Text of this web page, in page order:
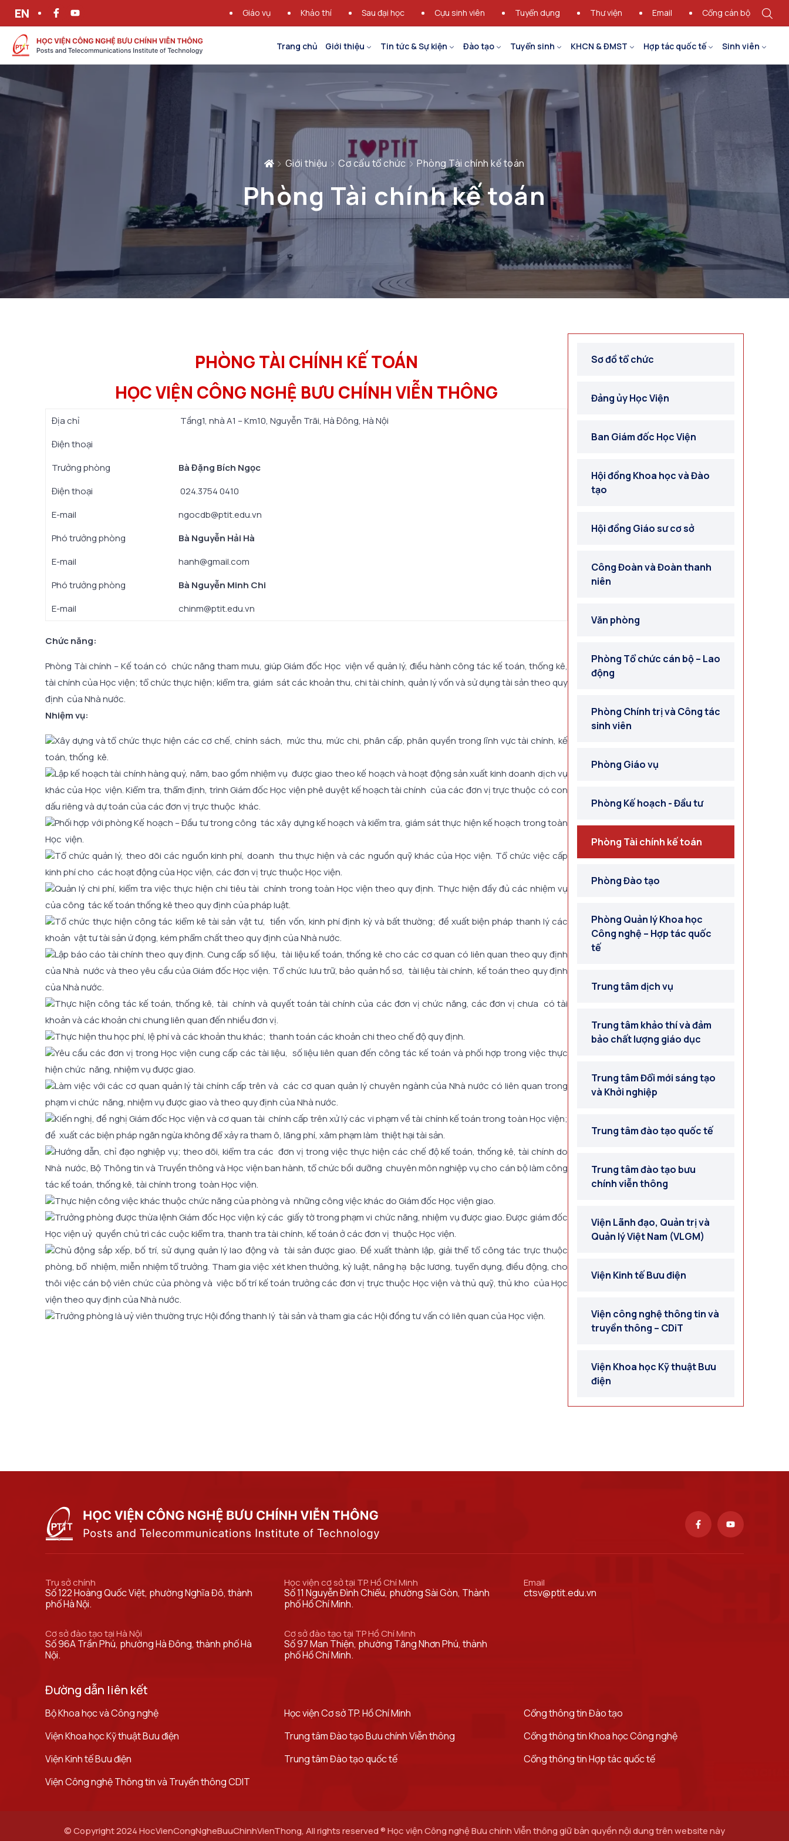
EN Giáo vụ Khảo thí Sau đại học Cựu sinh viên Tuyển dụng Thư viện Email Cổng cán bộ
Trang chủ Giới thiệu Tin tức & Sự kiện Đào tạo Tuyển sinh KHCN & ĐMST Hợp tác quốc tế Sinh viên
Giới thiệu Cơ cấu tổ chức Phòng Tài chính kế toán
Phòng Tài chính kế toán
PHÒNG TÀI CHÍNH KẾ TOÁN
HỌC VIỆN CÔNG NGHỆ BƯU CHÍNH VIỄN THÔNG
Địa chỉ Tầng1, nhà A1 – Km10, Nguyễn Trãi, Hà Đông, Hà Nội
Điện thoại
Trưởng phòng
Bà Đặng Bích Ngọc
Điện thoại
024.3754 0410
E-mail
ngocdb@ptit.edu.vn
Phó trưởng phòng
Bà Nguyễn Hải Hà
E-mail
hanh@gmail.com
Phó trưởng phòng
Bà Nguyễn Minh Chi
E-mail
chinm@ptit.edu.vn
Chức năng:
Phòng Tài chính – Kế toán có chức năng tham mưu, giúp Giám đốc Học viện về quản lý, điều hành công tác kế toán, thống kê,
tài chính của Học viện; tổ chức thực hiện; kiểm tra, giám sát các khoản thu, chi tài chính, quản lý vốn và sử dụng tài sản theo quy
định của Nhà nước.
Nhiệm vụ:
Xây dựng và tổ chức thực hiện các cơ chế, chính sách, mức thu, mức chi, phân cấp, phân quyền trong lĩnh vực tài chính, kế
toán, thống kê.
Lập kế hoạch tài chính hàng quý, năm, bao gồm nhiệm vụ được giao theo kế hoạch và hoạt động sản xuất kinh doanh dịch vụ
khác của Học viện. Kiểm tra, thẩm định, trình Giám đốc Học viện phê duyệt kế hoạch tài chính của các đơn vị trực thuộc có con
dấu riêng và dự toán của các đơn vị trực thuộc khác.
Phối hợp với phòng Kế hoạch – Đầu tư trong công tác xây dựng kế hoạch và kiểm tra, giám sát thực hiện kế hoạch trong toàn
Học viện.
Tổ chức quản lý, theo dõi các nguồn kinh phí, doanh thu thực hiện và các nguồn quỹ khác của Học viện. Tổ chức việc cấp
kinh phí cho các hoạt động của Học viện, các đơn vị trực thuộc Học viện.
Quản lý chi phí, kiểm tra việc thực hiện chi tiêu tài chính trong toàn Học viện theo quy định. Thực hiện đầy đủ các nhiệm vụ
của công tác kế toán thống kê theo quy định của pháp luật.
Tổ chức thực hiện công tác kiểm kê tài sản vật tư, tiền vốn, kinh phí định kỳ và bất thường; đề xuất biện pháp thanh lý các
khoản vật tư tài sản ứ đọng, kém phẩm chất theo quy định của Nhà nước.
Lập báo cáo tài chính theo quy định. Cung cấp số liệu, tài liệu kế toán, thống kê cho các cơ quan có liên quan theo quy định
của Nhà nước và theo yêu cầu của Giám đốc Học viện. Tổ chức lưu trữ, bảo quản hồ sơ, tài liệu tài chính, kế toán theo quy định
của Nhà nước.
Thực hiện công tác kế toán, thống kê, tài chính và quyết toán tài chính của các đơn vị chức năng, các đơn vị chưa có tài
khoản và các khoản chi chung liên quan đến nhiều đơn vị.
Thực hiện thu học phí, lệ phí và các khoản thu khác; thanh toán các khoản chi theo chế độ quy định.
Yêu cầu các đơn vị trong Học viện cung cấp các tài liệu, số liệu liên quan đến công tác kế toán và phối hợp trong việc thực
hiện chức năng, nhiệm vụ được giao.
Làm việc với các cơ quan quản lý tài chính cấp trên và các cơ quan quản lý chuyên ngành của Nhà nước có liên quan trong
phạm vi chức năng, nhiệm vụ được giao và theo quy định của Nhà nước.
Kiến nghị, đề nghị Giám đốc Học viện và cơ quan tài chính cấp trên xử lý các vi phạm về tài chính kế toán trong toàn Học viện;
đề xuất các biện pháp ngăn ngừa không để xảy ra tham ô, lãng phí, xâm phạm làm thiệt hại tài sản.
Hướng dẫn, chỉ đạo nghiệp vụ; theo dõi, kiểm tra các đơn vị trong việc thực hiện các chế độ kế toán, thống kê, tài chính do
Nhà nước, Bộ Thông tin và Truyền thông và Học viện ban hành, tổ chức bồi dưỡng chuyên môn nghiệp vụ cho cán bộ làm công
tác kế toán, thống kê, tài chính trong toàn Học viện.
Thực hiện công việc khác thuộc chức năng của phòng và những công việc khác do Giám đốc Học viện giao.
Trưởng phòng được thừa lệnh Giám đốc Học viện ký các giấy tờ trong phạm vi chức năng, nhiệm vụ được giao. Được giám đốc
Học viện uỷ quyền chủ trì các cuộc kiểm tra, thanh tra tài chính, kế toán ở các đơn vị thuộc Học viện.
Chủ động sắp xếp, bố trí, sử dụng quản lý lao động và tài sản được giao. Đề xuất thành lập, giải thể tổ công tác trực thuộc
phòng, bổ nhiệm, miễn nhiệm tổ trưởng. Tham gia việc xét khen thưởng, kỷ luật, nâng hạ bậc lương, tuyển dụng, điều động, cho
thôi việc cán bộ viên chức của phòng và việc bố trí kế toán trưởng các đơn vị trực thuộc Học viện và thủ quỹ, thủ kho của Học
viện theo quy định của Nhà nước.
Trưởng phòng là uỷ viên thường trực Hội đồng thanh lý tài sản và tham gia các Hội đồng tư vấn có liên quan của Học viện.
Sơ đồ tổ chức
Đảng ủy Học Viện
Ban Giám đốc Học Viện
Hội đồng Khoa học và Đào
tạo
Hội đồng Giáo sư cơ sở
Công Đoàn và Đoàn thanh
niên
Văn phòng
Phòng Tổ chức cán bộ – Lao
động
Phòng Chính trị và Công tác
sinh viên
Phòng Giáo vụ
Phòng Kế hoạch - Đầu tư
Phòng Tài chính kế toán
Phòng Đào tạo
Phòng Quản lý Khoa học
Công nghệ – Hợp tác quốc
tế
Trung tâm dịch vụ
Trung tâm khảo thí và đảm
bảo chất lượng giáo dục
Trung tâm Đổi mới sáng tạo
và Khởi nghiệp
Trung tâm đào tạo quốc tế
Trung tâm đào tạo bưu
chính viễn thông
Viện Lãnh đạo, Quản trị và
Quản lý Việt Nam (VLGM)
Viện Kinh tế Bưu điện
Viện công nghệ thông tin và
truyền thông – CDiT
Viện Khoa học Kỹ thuật Bưu
điện
Trụ sở chính
Số 122 Hoàng Quốc Việt, phường Nghĩa Đô, thành
phố Hà Nội.
Học viện cơ sở tại TP. Hồ Chí Minh
Số 11 Nguyễn Đình Chiểu, phường Sài Gòn, Thành
phố Hồ Chí Minh.
Email
ctsv@ptit.edu.vn
Cơ sở đào tạo tại Hà Nội
Số 96A Trần Phú, phường Hà Đông, thành phố Hà
Nội.
Cơ sở đào tạo tại TP Hồ Chí Minh
Số 97 Man Thiện, phường Tăng Nhơn Phú, thành
phố Hồ Chí Minh.
Đường dẫn liên kết
Bộ Khoa học và Công nghệ Học viện Cơ sở TP. Hồ Chí Minh​
Cổng thông tin Đào tạo
Viện Khoa học Kỹ thuật Bưu điện
Trung tâm Đào tạo Bưu chính Viễn thông
Cổng thông tin Khoa học Công nghệ
Viện Kinh tế Bưu điện
Trung tâm Đào tạo quốc tế
Cổng thông tin Hợp tác quốc tế
Viện Công nghệ Thông tin và Truyền thông CDIT
© Copyright 2024 HocVienCongNgheBuuChinhVienThong, All rights reserved ® Học viện Công nghệ Bưu chính Viễn thông giữ bản quyền nội dung trên website này